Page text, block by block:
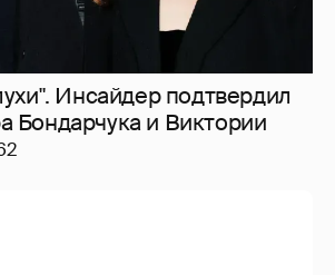
Инсайдер подтвердил
Бондарчука и Виктории